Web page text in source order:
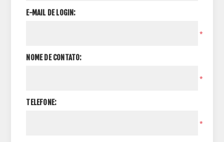
E-MAIL DE LOGIN:
*
NOME DE CONTATO:
*
TELEFONE:
*